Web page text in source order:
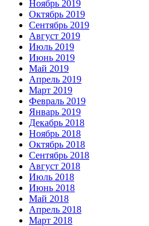
Ноябрь 2019
Октябрь 2019
Сентябрь 2019
Август 2019
Июль 2019
Июнь 2019
Май 2019
Апрель 2019
Март 2019
Февраль 2019
Январь 2019
Декабрь 2018
Ноябрь 2018
Октябрь 2018
Сентябрь 2018
Август 2018
Июль 2018
Июнь 2018
Май 2018
Апрель 2018
Март 2018